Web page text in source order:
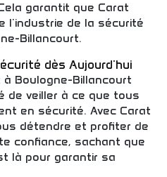
garantit que Carat
l'industrie de la sécurité
Billancourt.
dès Aujourd'hui
à Boulogne-Billancourt
de veiller à ce que tous
en sécurité. Avec Carat
détendre et profiter de
confiance, sachant que
là pour garantir sa